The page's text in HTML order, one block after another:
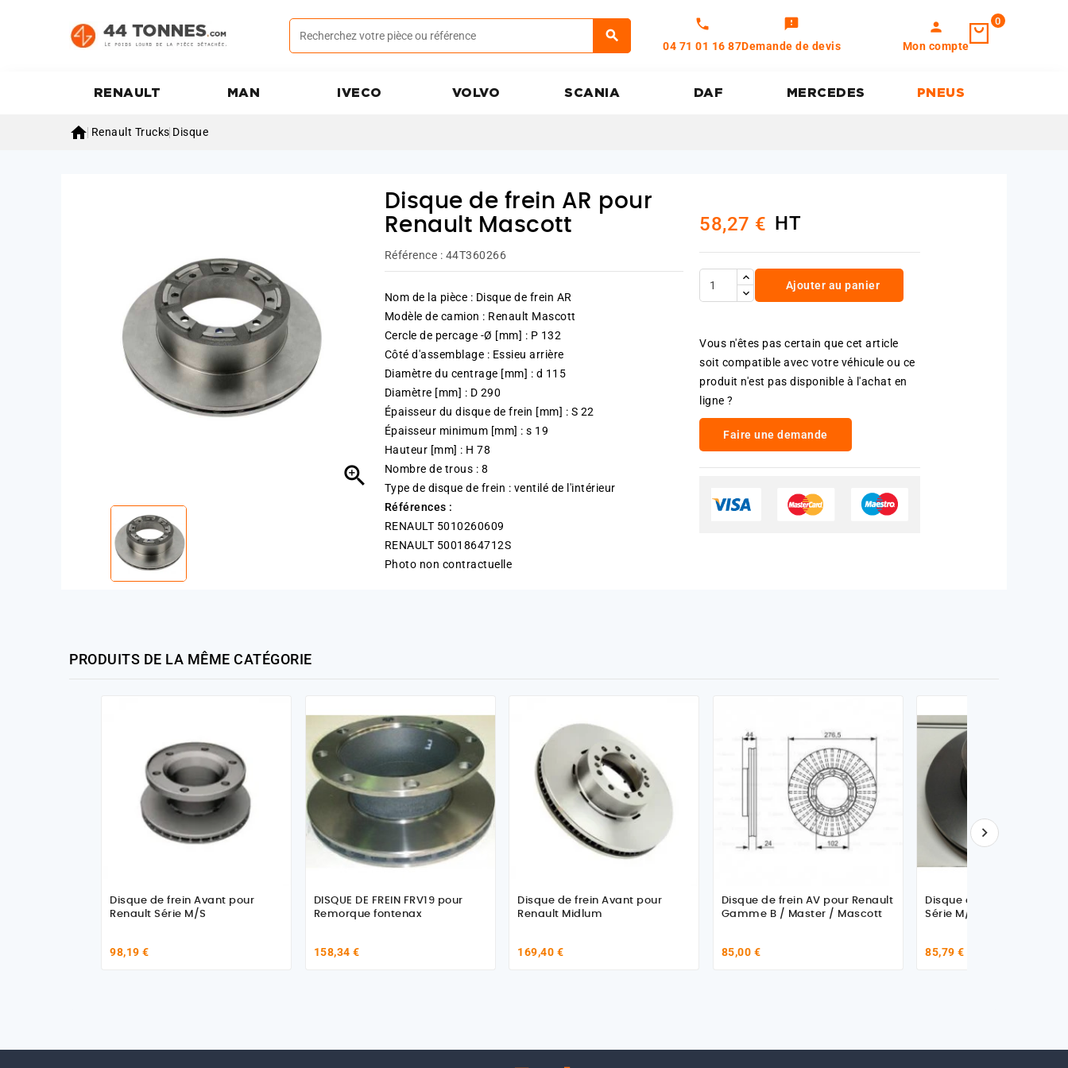
call
04 71 01 16 87
feedback
Demande de devis
person
Mon compte
0
RENAULT MAN IVECO VOLVO SCANIA DAF MERCEDES PNEUS
 Renault Trucks Disque

Disque de frein AR pour
Renault Mascott
Référence : 44T360266
Nom de la pièce : Disque de frein AR
Modèle de camion : Renault Mascott
Cercle de percage -Ø [mm] : P 132
Côté d'assemblage : Essieu arrière
Diamètre du centrage [mm] : d 115
Diamètre [mm] : D 290
Épaisseur du disque de frein [mm] : S 22
Épaisseur minimum [mm] : s 19
Hauteur [mm] : H 78
Nombre de trous : 8
Type de disque de frein : ventilé de l'intérieur
Références :
RENAULT 5010260609
RENAULT 5001864712S
Photo non contractuelle
58,27 € HT
Ajouter au panier
Vous n'êtes pas certain que cet article
soit compatible avec votre véhicule ou ce
produit n'est pas disponible à l'achat en
ligne ?
Faire une demande
PRODUITS DE LA MÊME CATÉGORIE
Disque de frein Avant pour
Renault Série M/S
98,19 €
DISQUE DE FREIN FRV19 pour
Remorque fontenax
158,34 €
Disque de frein Avant pour
Renault Midlum
169,40 €
Disque de frein AV pour Renault
Gamme B / Master / Mascott
85,00 €
Disque de frein AV pour
Série M/S
85,79 €
